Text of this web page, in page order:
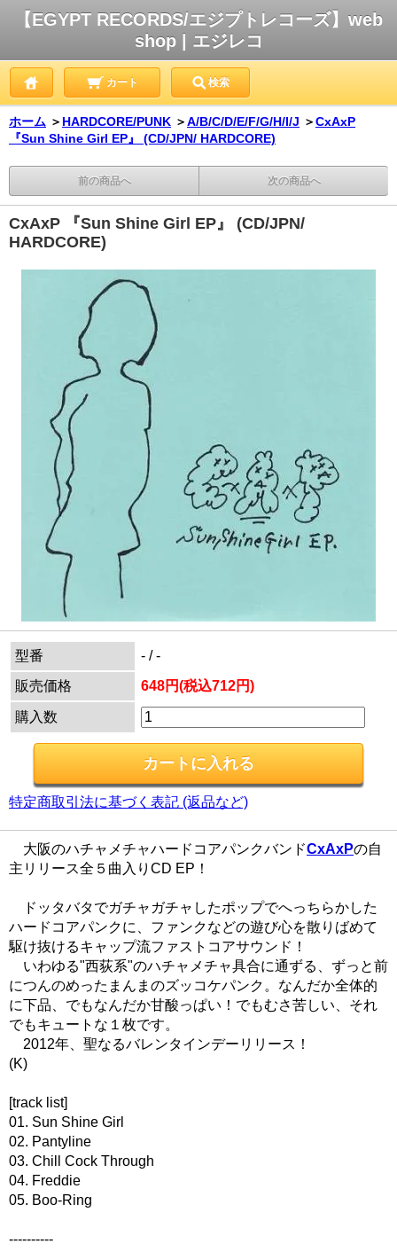
【EGYPT RECORDS/エジプトレコーズ】web
shop | エジレコ
カート 検索
ホーム ＞ HARDCORE/PUNK ＞A/B/C/D/E/F/G/H/I/J ＞CxAxP
『Sun Shine Girl EP』 (CD/JPN/ HARDCORE)
前の商品へ 次の商品へ
CxAxP 『Sun Shine Girl EP』 (CD/JPN/
HARDCORE)
型番
- / -
販売価格
648円(税込712円)
購入数
特定商取引法に基づく表記 (返品など)
大阪のハチャメチャハードコアパンクバンドCxAxPの自
主リリース全５曲入りCD EP！
ドッタバタでガチャガチャしたポップでへっちらかした
ハードコアパンクに、ファンクなどの遊び心を散りばめて
駆け抜けるキャップ流ファストコアサウンド！
いわゆる"西荻系"のハチャメチャ具合に通ずる、ずっと前
につんのめったまんまのズッコケパンク。なんだか全体的
に下品、でもなんだか甘酸っぱい！でもむさ苦しい、それ
でもキュートな１枚です。
2012年、聖なるバレンタインデーリリース！
(K)
[track list]
01. Sun Shine Girl
02. Pantyline
03. Chill Cock Through
04. Freddie
05. Boo-Ring
----------